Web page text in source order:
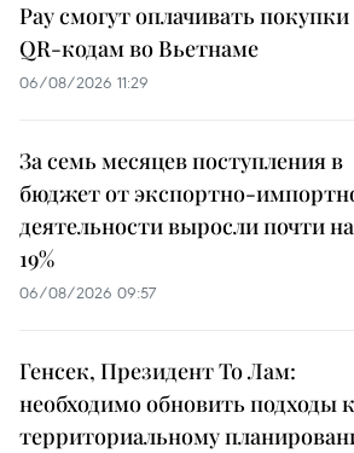
Pay смогут оплачивать
QR-кодам во Вьетнаме
06/08/2026 11:29
За семь месяцев поступления в
бюджет от экспортно-
деятельности выросли почти на
19%
06/08/2026 09:57
Генсек, Президент То Лам:
необходимо обновить подходы к
территориальному